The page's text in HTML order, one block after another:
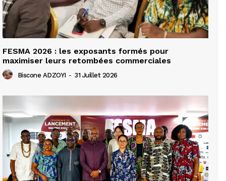
FESMA 2026 : les exposants formés pour
maximiser leurs retombées commerciales
Biscone ADZOYI - 31 Juillet 2026